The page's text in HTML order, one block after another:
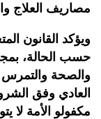
مصاريف العلاج
ويؤكد القانون
حسب الحالة،
والصحة والتمرس
العادي وفق
مكفولو الأمة لا